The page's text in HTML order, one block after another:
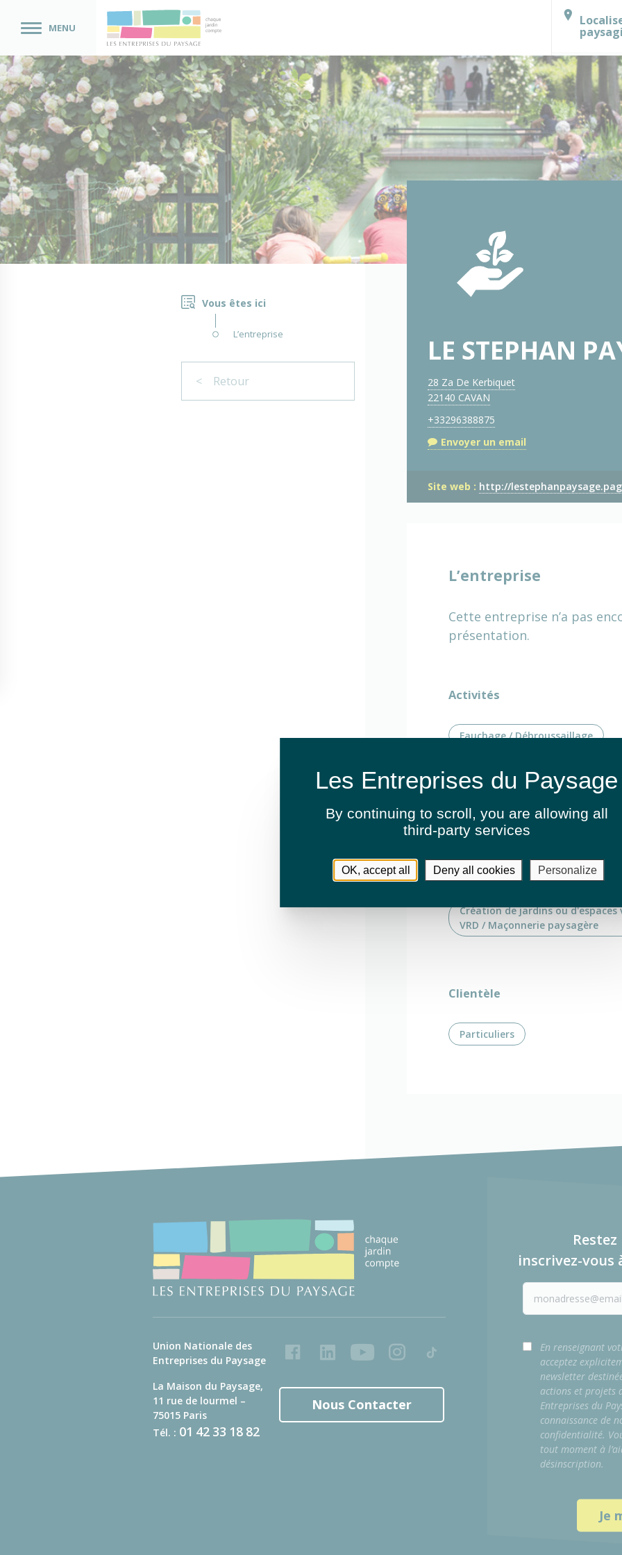
MENU
Vous êtes ici
L’entreprise
< Retour
LE STEPHAN
28 Za De Kerbiquet
22140 CAVAN
+33296388875
Envoyer un email
Site web : http://
L’entreprise
Cette entreprise n’a pas
présentation.
Activités
Fauchage / Débroussaillage
Création de jardins ou d'espaces
Création de jardins ou d'espaces
Eclairage extérieur
Création de jardins ou d'espaces
Réalisation de terrasses
Création de jardins ou d'espaces
VRD / Maçonnerie paysagère
Clientèle
Particuliers
Union Nationale des
Entreprises du Paysage
La Maison du Paysage,
11 rue de lourmel –
75015 Paris
Tél. : 01 42 33 18 82
FacebookLinkedInYoutubeInstagram
Tiktok
Nous Contacter
inscrivez-vous
En renseignant
acceptez
newsletter
actions et projets
Entreprises du
connaissance de
confidentialité.
tout moment à
désinscription.
By continuing to scroll, you are allowing all
third-party services
OK, accept all Deny all cookies Personalize